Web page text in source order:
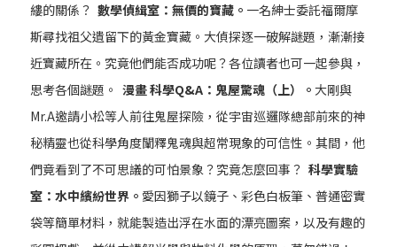
縷的關係？ 數學偵緝室：無價的寶藏。 一名紳士委託福爾摩
斯尋找祖父遺留下的黃金寶藏。大偵探逐一破解謎題，漸漸接
近寶藏所在。究竟他們能否成功呢？各位讀者也可一起參與，
思考各個謎題。 漫畫 科學Q&A：鬼屋驚魂（上）。 大剛與
Mr.A邀請小松等人前往鬼屋探險，從宇宙巡邏隊總部前來的神
秘精靈也從科學角度闡釋鬼魂與超常現象的可信性。其間，他
們竟看到了不可思議的可怕景象？究竟怎麼回事？ 科學實驗
室：水中繽紛世界。 愛因獅子以鏡子、彩色白板筆、普通密實
袋等簡單材料，就能製造出浮在水面的漂亮圖案，以及有趣的